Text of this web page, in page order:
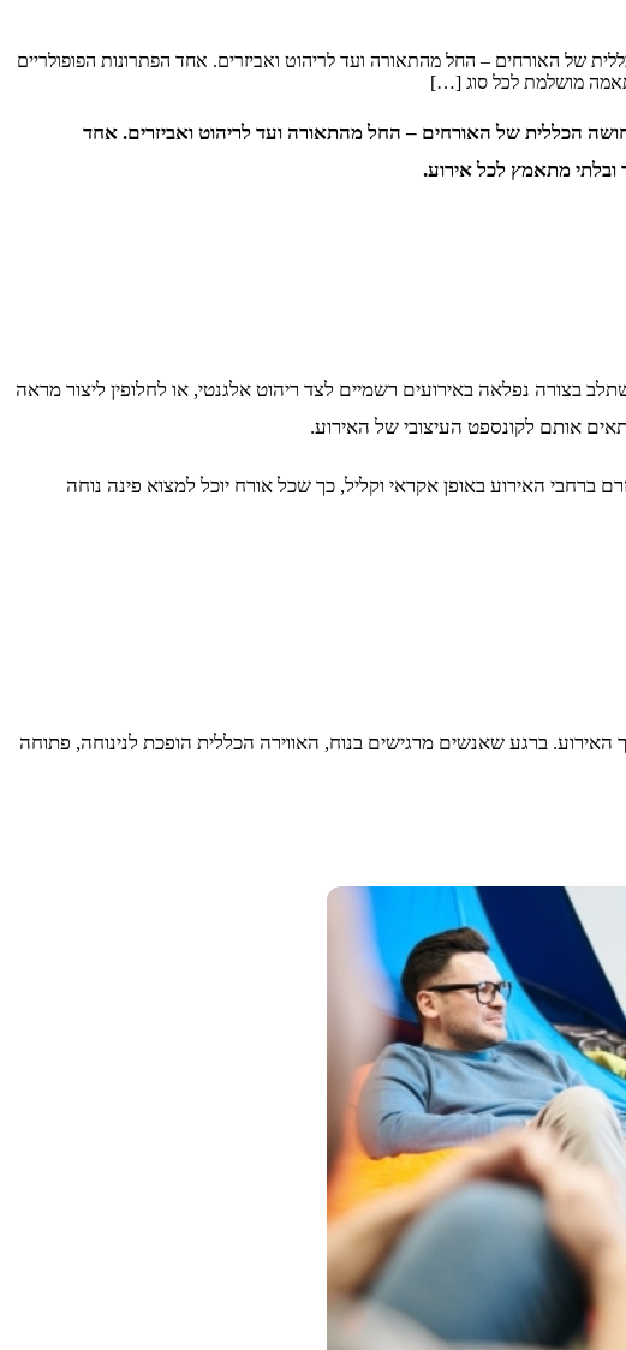
של האורחים – החל מהתאורה ועד לריהוט ואביזרים. אחד הפתרונות הפופולריים
מושלמת לכל סוג […]
הכללית של האורחים – החל מהתאורה ועד לריהוט ואביזרים. אחד
ובלתי מתאמץ לכל אירוע.
בצורה נפלאה באירועים רשמיים לצד ריהוט אלגנטי, או לחלופין ליצור מראה
אותם לקונספט העיצובי של האירוע.
האירוע באופן אקראי וקליל, כך שכל אורח יוכל למצוא פינה נוחה
ברגע שאנשים מרגישים בנוח, האווירה הכללית הופכת לנינוחה, פתוחה